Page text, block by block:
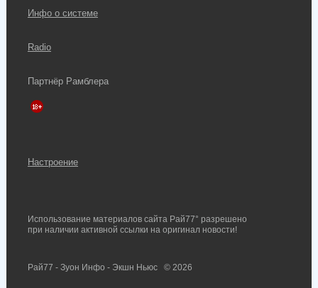
Инфо о системе
Radio
Партнёр Рамблера
Настроение
Использование материалов сайта Рай77° разрешено
при наличии активной ссылки на оригинал новости!
Рай77 - Зуон Инфо - Экшн Ньюс © 2026